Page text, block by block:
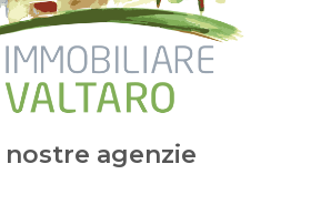
nostre agenzie